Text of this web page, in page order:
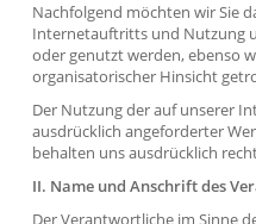
Nachfolgend möchten wir Sie
Internetauftritts und Nutzung
oder genutzt werden, ebenso
organisatorischer Hinsicht
Der Nutzung der auf unserer
ausdrücklich angeforderter
behalten uns ausdrücklich
II. Name und Anschrift des
Der Verantwortliche im Sinne